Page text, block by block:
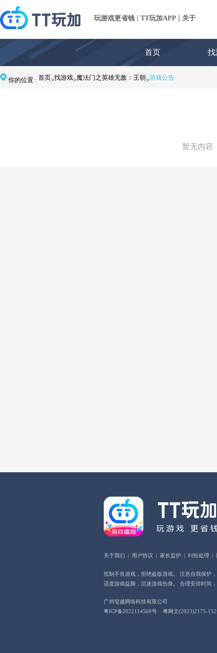
玩游戏更省钱 | TT玩加APP | 关于
首页 找
你的位置 : 首页>找游戏>魔法门之英雄无敌：王朝>游戏公告
暂无内容
关于我们 | 用户协议 | 家长监护 | 纠纷处理 |
抵制不良游戏，拒绝盗版游戏。 注意自我保护
适度游戏益脑，沉迷游戏伤身。 合理安排时间
广州玺越网络科技有限公司
粤ICP备2022114569号
粤网文(2023)2175-